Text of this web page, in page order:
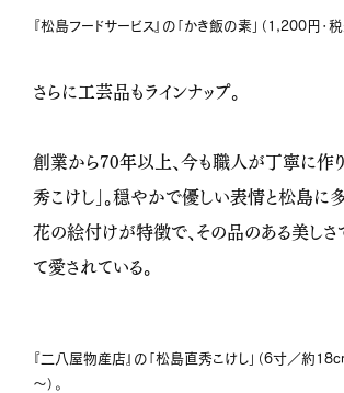
『松島フードサービス』の「かき飯の素」（1,200円・税
さらに工芸品もラインナップ。
創業から70年以上、今も職人が丁寧に作
秀こけし」。穏やかで優しい表情と松島に
花の絵付けが特徴で、その品のある美し
て愛されている。
『二八屋物産店』の「松島直秀こけし」（6寸／約18
～）。